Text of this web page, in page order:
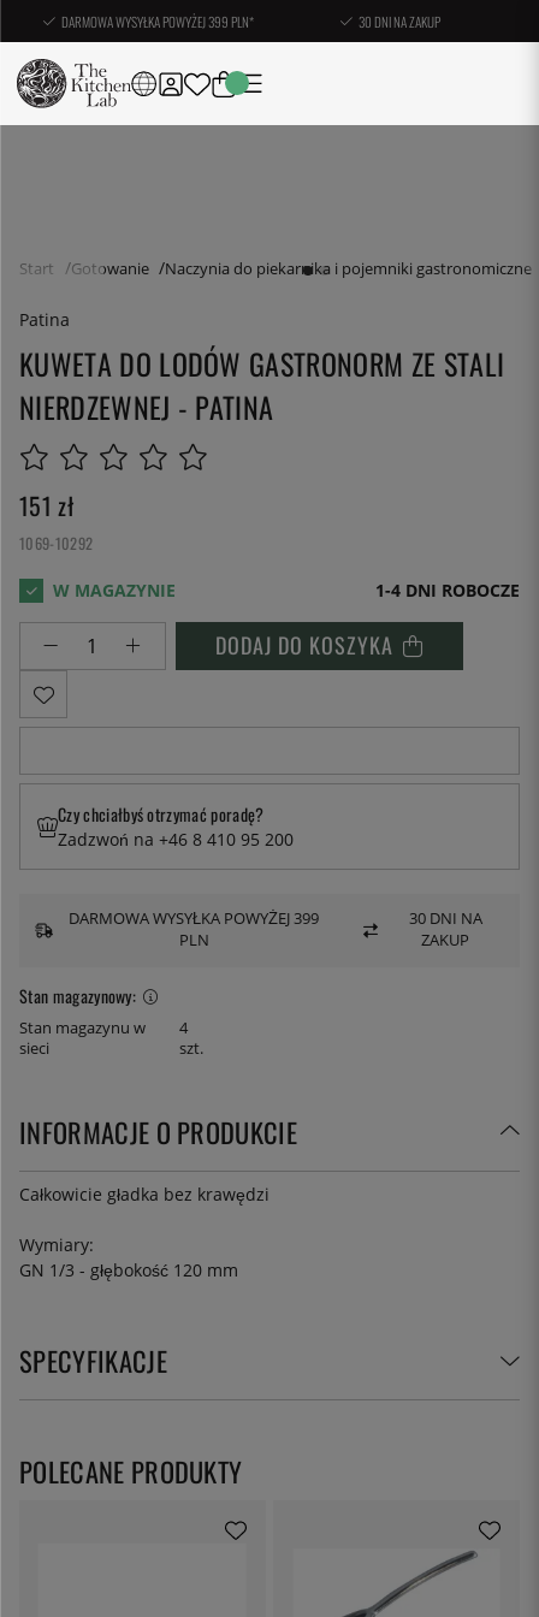
DARMOWA WYSYŁKA POWYŻEJ 399 PLN* 30 DNI NA ZAKUP
Start Gotowanie Naczynia do piekarnika i pojemniki gastronomiczne
Patina
KUWETA DO LODÓW GASTRONORM ZE STALI
NIERDZEWNEJ - PATINA
151 zł
1069-10292
1-4 DNI ROBOCZE
DODAJ DO KOSZYKA
Stan magazynowy:
Stan magazynu w
sieci
4
szt.
Czy chciałbyś otrzymać poradę?
Zadzwoń na +46 8 410 95 200
DARMOWA WYSYŁKA POWYŻEJ 399
PLN
30 DNI NA
ZAKUP
INFORMACJE O PRODUKCIE
Całkowicie gładka bez krawędzi
Wymiary:
GN 1/3 - głębokość 120 mm
SPECYFIKACJE
POLECANE PRODUKTY